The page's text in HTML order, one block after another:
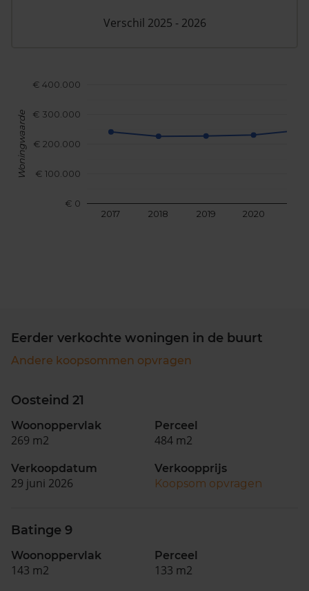
2017 2018 2019 2020
€ 0
€ 100.000
€ 200.000
€ 300.000
€ 400.000
Woningwaarde
Verschil 2025 - 2026
Eerder verkochte woningen in de buurt
Andere koopsommen opvragen
Oosteind 21
Woonoppervlak
269 m2
Perceel
484 m2
Verkoopdatum
29 juni 2026
Verkoopprijs
Koopsom opvragen
Batinge 9
Woonoppervlak
143 m2
Perceel
133 m2